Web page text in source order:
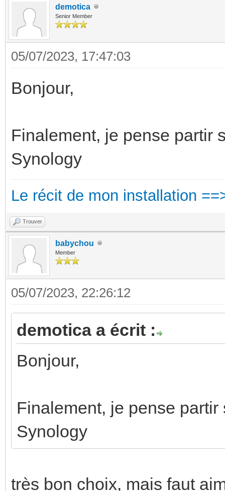
demotica
Senior Member
05/07/2023, 17:47:03
Bonjour,
Finalement, je pense partir
Synology
Le récit de mon installation
Trouver
babychou
Member
05/07/2023, 22:26:12
demotica a écrit :
Bonjour,
Finalement, je pense
Synology
très bon choix, mais faut